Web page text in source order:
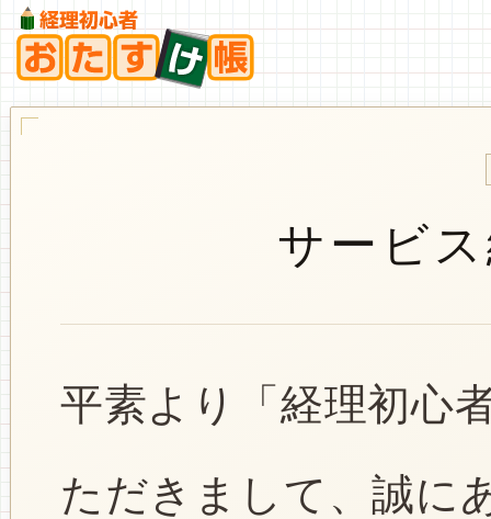
サービ
平素より「経理初心
ただきまして、誠に